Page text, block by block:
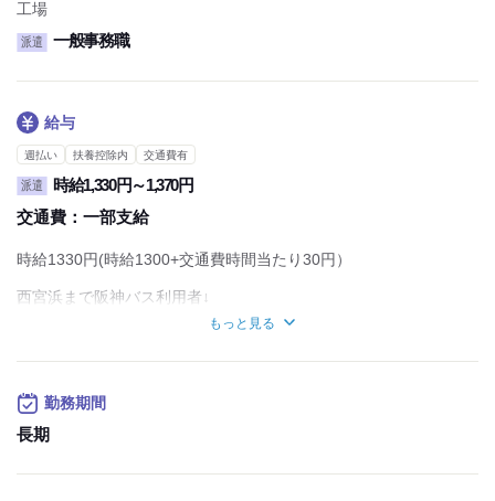
工場
派遣 一般事務職
給与
週払い 扶養控除内 交通費有
派遣
時給1,330円～1,370円
交通費： 一部支給
時給1330円(時給1300+交通費時間当たり30円）
西宮浜まで阪神バス利用者↓
時給1370円(時給1300+交通費時間当たり70円）
例）家事、行事なども無理なく両立できる大人気のお仕事です。
試用期間：
もっと見る
勤務期間
長期